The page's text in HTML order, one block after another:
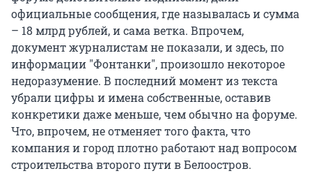
официальные сообщения, где называлась и сумма
– 18 млрд рублей, и сама ветка. Впрочем,
документ журналистам не показали, и здесь, по
информации "Фонтанки", произошло некоторое
недоразумение. В последний момент из текста
убрали цифры и имена собственные, оставив
конкретики даже меньше, чем обычно на форуме.
Что, впрочем, не отменяет того факта, что
компания и город плотно работают над вопросом
строительства второго пути в Белоостров.